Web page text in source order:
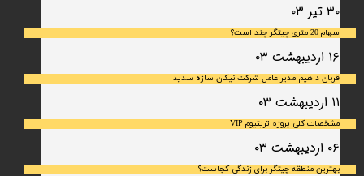
۳۰ تیر ۰۳
سهام 20 متری چیتگر چند است؟
۱۶ اردیبهشت ۰۳
قربان داهیم مدیر عامل شرکت نیکان سازه سدید
۱۱ اردیبهشت ۰۳
مشخصات کلی پروژه تریتیوم VIP
۰۶ اردیبهشت ۰۳
بهترین منطقه چیتگر برای زندگی کجاست؟